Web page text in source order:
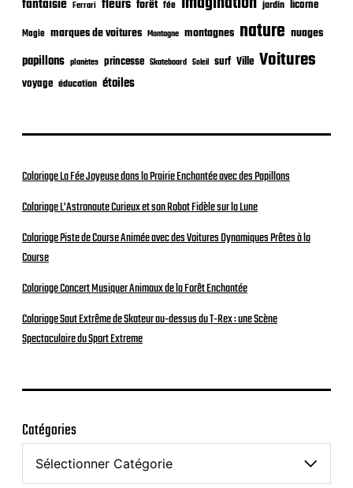
n
fantaisie Ferrari fleurs forêt fée jardin licorne
Magie marques de voitures Montagne montagnes nature nuages
papillons planètes princesse Skateboard Soleil surf Ville Voitures
voyage éducation étoiles
Coloriage La Fée Joyeuse dans la Prairie Enchantée avec des Papillons
Coloriage L’Astronaute Curieux et son Robot Fidèle sur la Lune
Coloriage Piste de Course Animée avec des Voitures Dynamiques Prêtes à la
Course
Coloriage Concert Musiquer Animaux de la Forêt Enchantée
Coloriage Saut Extrême de Skateur au-dessus du T-Rex : une Scène
Spectaculaire du Sport Extreme
Catégories